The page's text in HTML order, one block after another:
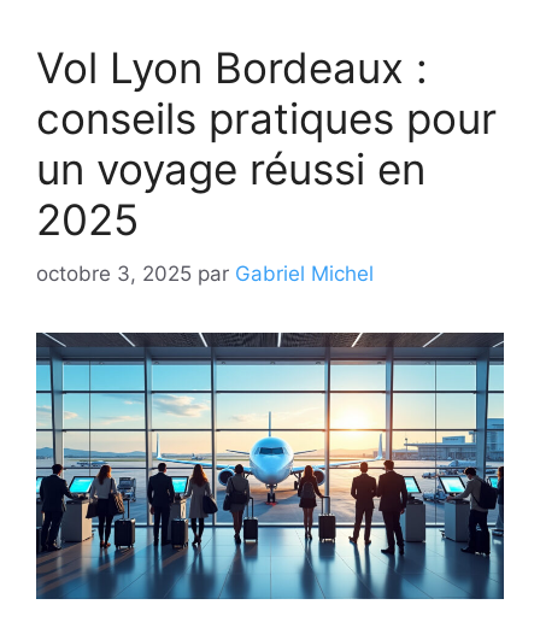
Vol Lyon Bordeaux :
conseils pratiques pour
un voyage réussi en
2025
octobre 3, 2025 par Gabriel Michel